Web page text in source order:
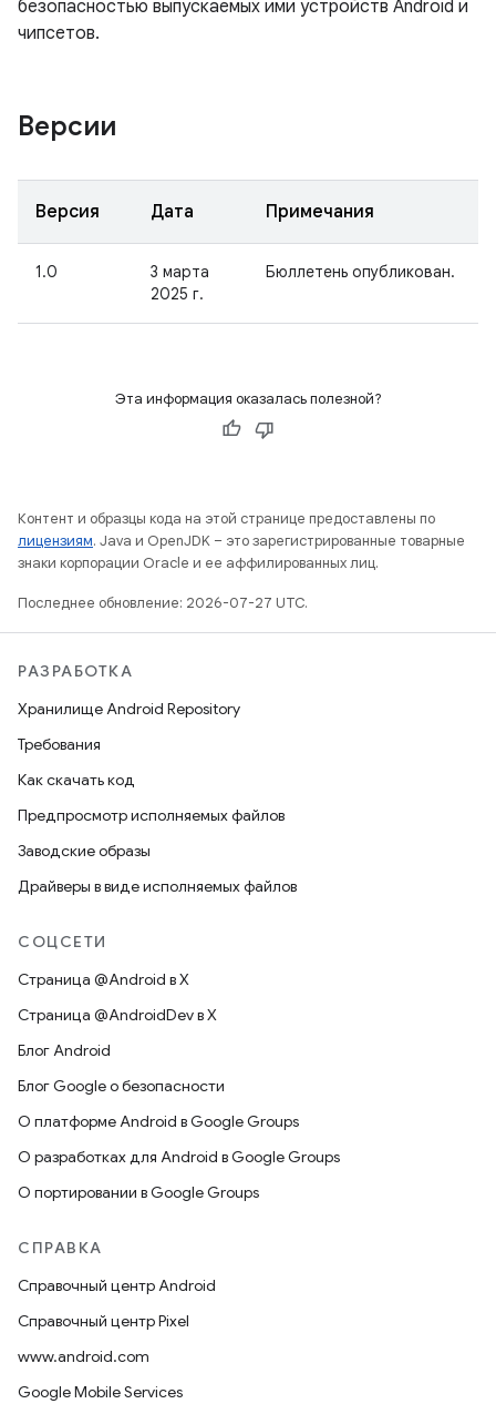
безопасностью выпускаемых ими устройств Android и
чипсетов.
Версии
Версия Дата Примечания
1.0
3 марта
2025 г.
Бюллетень опубликован.
Эта информация оказалась полезной?
Контент и образцы кода на этой странице предоставлены по
лицензиям. Java и OpenJDK – это зарегистрированные товарные
знаки корпорации Oracle и ее аффилированных лиц.
Последнее обновление: 2026-07-27 UTC.
РАЗРАБОТКА
Хранилище Android Repository
Требования
Как скачать код
Предпросмотр исполняемых файлов
Заводские образы
Драйверы в виде исполняемых файлов
СОЦСЕТИ
Страница @Android в X
Страница @AndroidDev в X
Блог Android
Блог Google о безопасности
О платформе Android в Google Groups
О разработках для Android в Google Groups
О портировании в Google Groups
СПРАВКА
Справочный центр Android
Справочный центр Pixel
www.android.com
Google Mobile Services